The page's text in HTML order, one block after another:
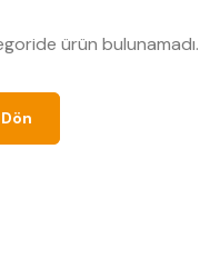
ürün bulunamadı.